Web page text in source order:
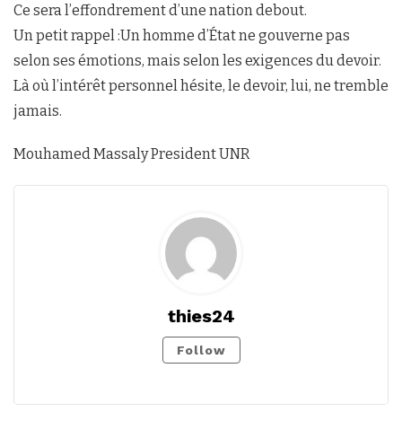
Ce sera l’effondrement d’une nation debout.
Un petit rappel :Un homme d’État ne gouverne pas
selon ses émotions, mais selon les exigences du devoir.
Là où l’intérêt personnel hésite, le devoir, lui, ne tremble
jamais.
Mouhamed Massaly President UNR
thies24
Follow